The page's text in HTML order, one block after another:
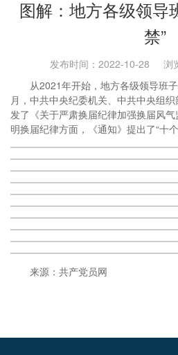
图解：地方各级领导
禁”
发布时间：2022-10-28 浏
从2021年开始，地方各级领导班
月，中共中央纪委机关、中共中央组
发了《关于严肃换届纪律加强换届风
明换届纪律方面，《通知》提出了“十个
来源：共产党员网